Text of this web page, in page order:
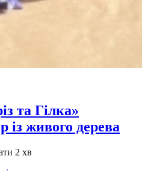
та Гілка»
із живого дерева
2 хв